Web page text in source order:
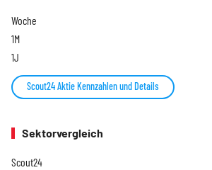
Woche
1M
1J
Scout24 Aktie Kennzahlen und Details
Sektorvergleich
Scout24